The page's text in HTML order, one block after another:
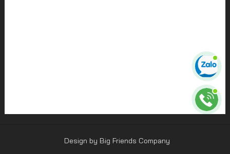
Design by Big Friends Company